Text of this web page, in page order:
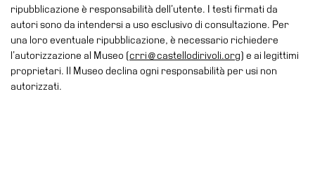
Storia
Tutte
sedi
ripubblicazione è responsabilità dell’utente. I testi firmati da
autori sono da intendersi a uso esclusivo di consultazione. Per
una loro eventuale ripubblicazione, è necessario richiedere
l’autorizzazione al Museo (crri@castellodirivoli.org) e ai legittimi
proprietari. Il Museo declina ogni responsabilità per usi non
autorizzati.